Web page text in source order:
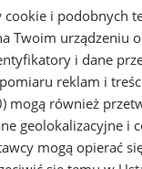
i podobnych
Twoim urządzeniu
i dane
reklam i
mogą również
geolokalizacyjne i
mogą opierać